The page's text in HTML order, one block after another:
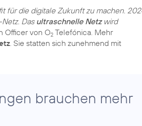
für die digitale Zukunft zu machen.
Das ultraschnelle Netzwird
Officer von O2 Telefónica. Mehr
. Sie statten sich zunehmend mit
brauchen mehr